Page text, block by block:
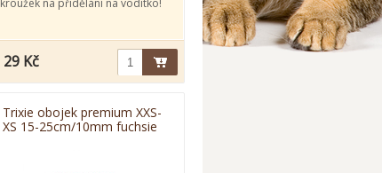
kroužek na přidělání na vodítko!
29 Kč
Trixie obojek premium XXS-
XS 15-25cm/10mm fuchsie